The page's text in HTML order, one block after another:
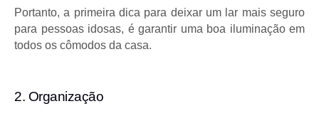
Portanto, a primeira dica para deixar um lar mais seguro
para pessoas idosas, é garantir uma boa iluminação em
todos os cômodos da casa.
2. Organização